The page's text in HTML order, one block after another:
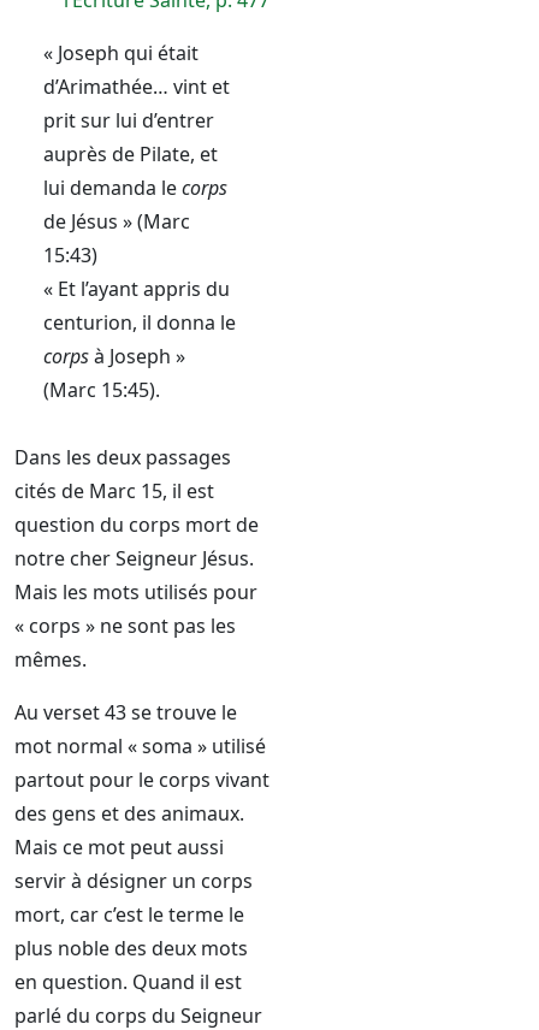
« Joseph qui était
d’Arimathée… vint et
prit sur lui d’entrer
auprès de Pilate, et
lui demanda lecorps
de Jésus » (Marc
15:43)
« Et l’ayant appris du
centurion, il donna le
corpsà Joseph »
(Marc 15:45).
Dans les deux passages
cités de Marc 15, il est
question du corps mort de
notre cher Seigneur Jésus.
Mais les mots utilisés pour
« corps » ne sont pas les
mêmes.
Au verset 43 se trouve le
mot normal « soma » utilisé
partout pour le corps vivant
des gens et des animaux.
Mais ce mot peut aussi
servir à désigner un corps
mort, car c’est le terme le
plus noble des deux mots
en question. Quand il est
parlé du corps du Seigneur